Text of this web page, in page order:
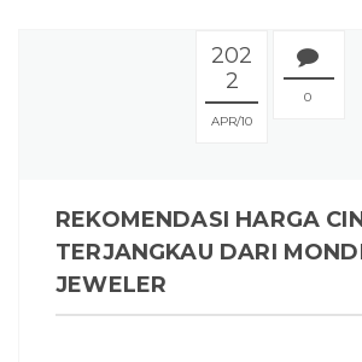
202
2
APR 10
0
REKOMENDASI HARGA
TERJANGKAU DARI
JEWELER